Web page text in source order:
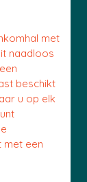
met
naadloos
beschikt
u op elk
met een